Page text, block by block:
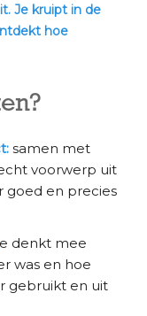
Je kruipt in de
hoe
samen met
voorwerp uit
goed en precies
denkt mee
was en hoe
gebruikt en uit